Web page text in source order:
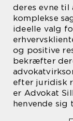
deres evne til
komplekse
ideelle valg
og positive
bekræfter
efter juridisk
er Advokat
henvende sig